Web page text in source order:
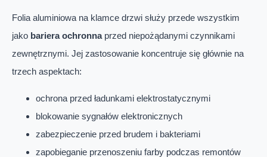
Folia aluminiowa na klamce drzwi służy przede wszystkim
jako bariera ochronnaprzed niepożądanymi czynnikami
zewnętrznymi. Jej zastosowanie koncentruje się głównie na
trzech aspektach:
ochrona przed ładunkami elektrostatycznymi
blokowanie sygnałów elektronicznych
zabezpieczenie przed brudem i bakteriami
zapobieganie przenoszeniu farby podczas remontów